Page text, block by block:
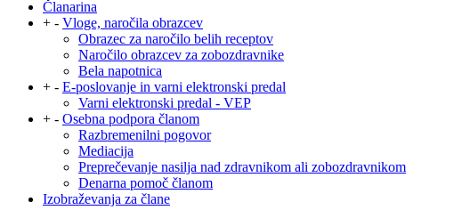
Članarina
+ - Vloge, naročila obrazcev
Obrazec za naročilo belih receptov
Naročilo obrazcev za zobozdravnike
Bela napotnica
+ - E-poslovanje in varni elektronski predal
Varni elektronski predal - VEP
+ - Osebna podpora članom
Razbremenilni pogovor
Mediacija
Preprečevanje nasilja nad zdravnikom ali zobozdravnikom
Denarna pomoč članom
Izobraževanja za člane